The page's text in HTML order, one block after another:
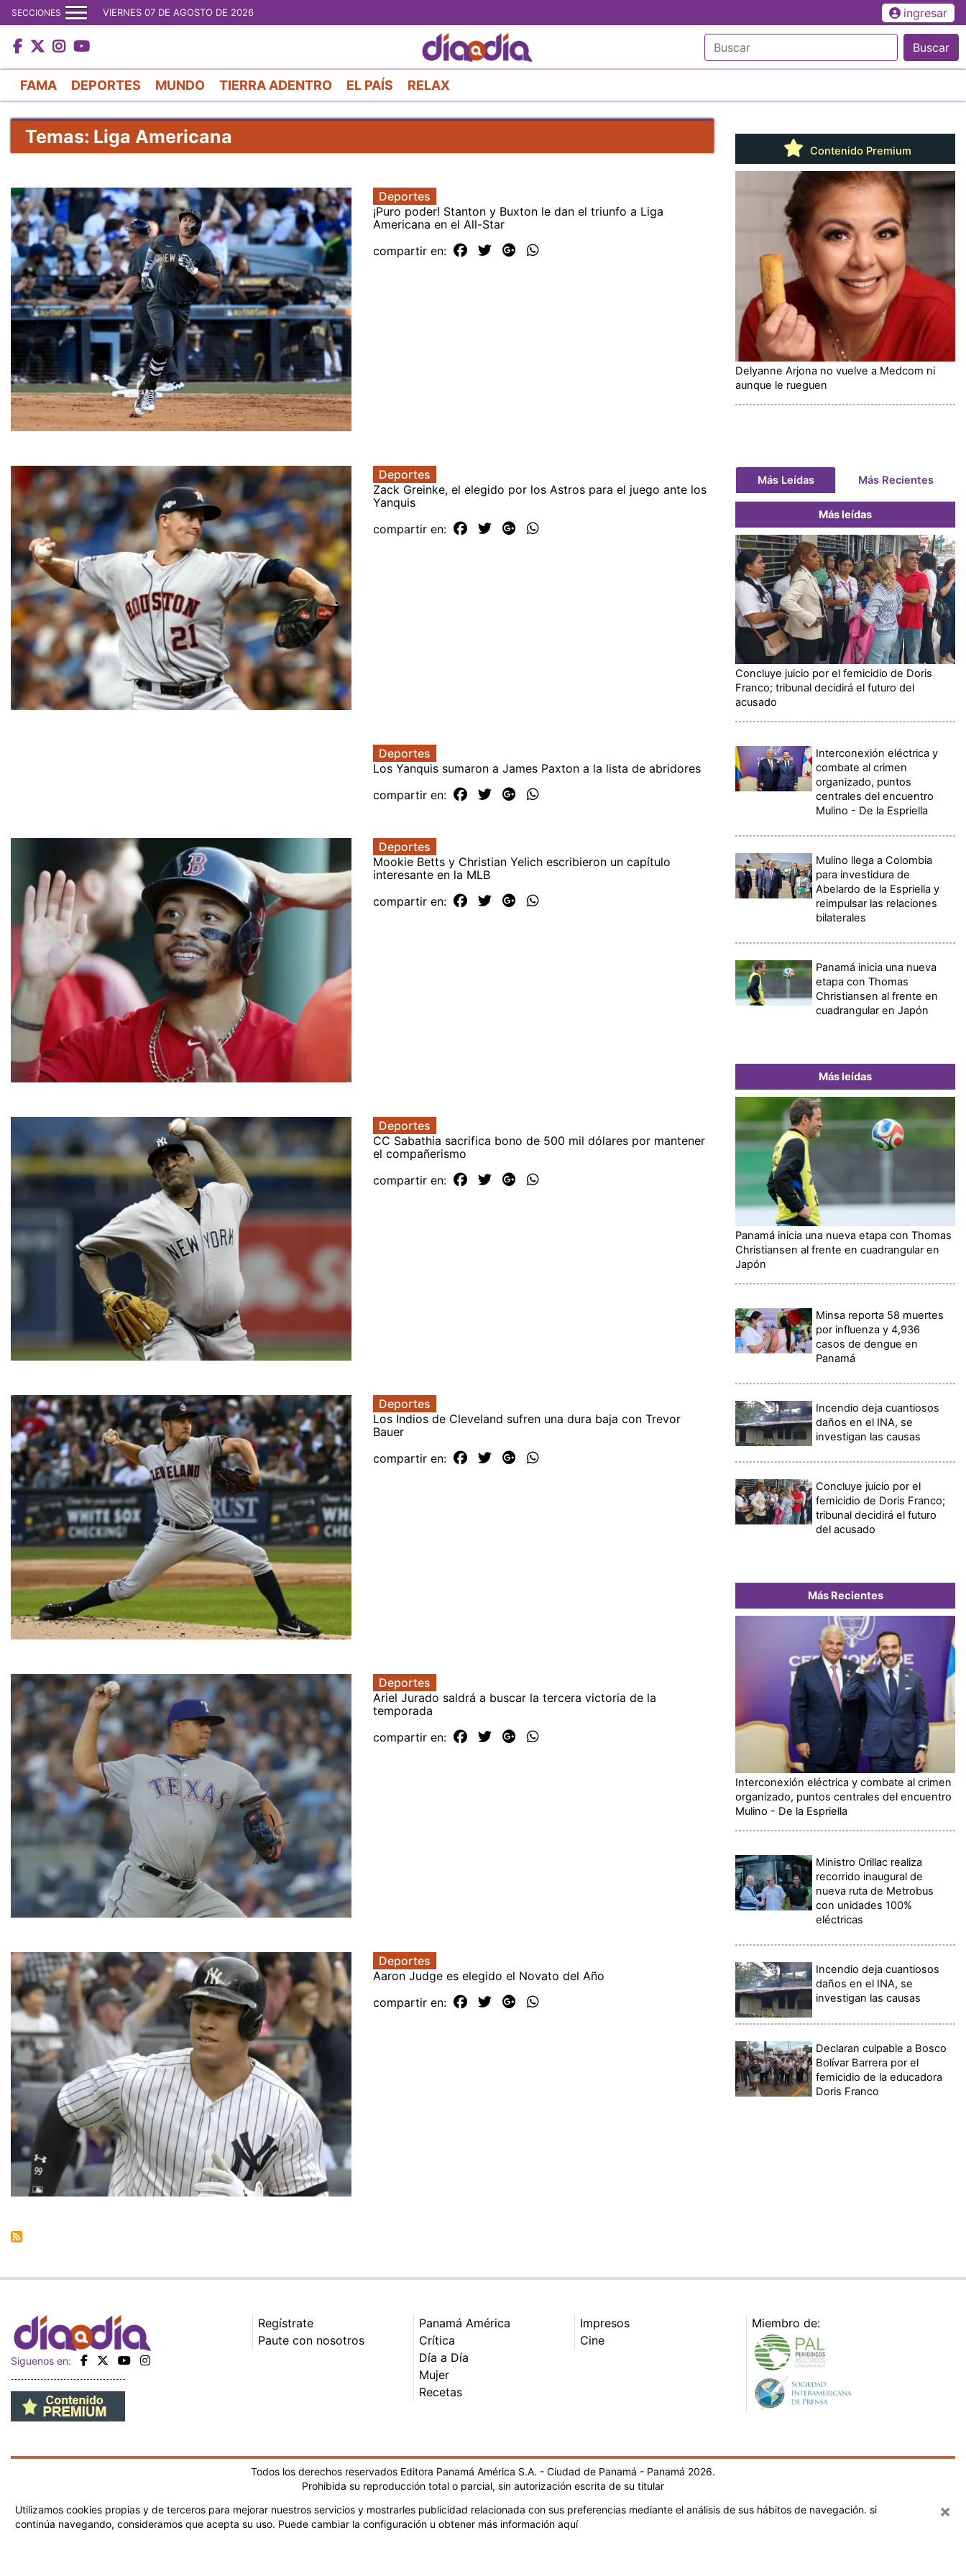
al
contenido
principal
SECCIONES VIERNES 07 DE AGOSTO DE 2026 ingresar
Buscar
FAMA DEPORTES MUNDO TIERRA ADENTRO EL PAÍS RELAX
Temas: Liga Americana
Deportes
¡Puro poder! Stanton y Buxton le dan el triunfo a Liga
Americana en el All-Star
compartir en:
Deportes
Zack Greinke, el elegido por los Astros para el juego ante los
Yanquis
compartir en:
Deportes
Los Yanquis sumaron a James Paxton a la lista de abridores
compartir en:
Deportes
Mookie Betts y Christian Yelich escribieron un capítulo
interesante en la MLB
compartir en:
Deportes
CC Sabathia sacrifica bono de 500 mil dólares por mantener
el compañerismo
compartir en:
Deportes
Los Indios de Cleveland sufren una dura baja con Trevor
Bauer
compartir en:
Deportes
Ariel Jurado saldrá a buscar la tercera victoria de la
temporada
compartir en:
Deportes
Aaron Judge es elegido el Novato del Año
compartir en:
Contenido Premium
Delyanne Arjona no vuelve a Medcom ni
aunque le rueguen
Más Leídas Más Recientes
Más leídas
Concluye juicio por el femicidio de Doris
Franco; tribunal decidirá el futuro del
acusado
Interconexión eléctrica y
combate al crimen
organizado, puntos
centrales del encuentro
Mulino - De la Espriella
Mulino llega a Colombia
para investidura de
Abelardo de la Espriella y
reimpulsar las relaciones
bilaterales
Panamá inicia una nueva
etapa con Thomas
Christiansen al frente en
cuadrangular en Japón
Más leídas
Panamá inicia una nueva etapa con Thomas
Christiansen al frente en cuadrangular en
Japón
Minsa reporta 58 muertes
por influenza y 4,936
casos de dengue en
Panamá
Incendio deja cuantiosos
daños en el INA, se
investigan las causas
Concluye juicio por el
femicidio de Doris Franco;
tribunal decidirá el futuro
del acusado
Más Recientes
Interconexión eléctrica y combate al crimen
organizado, puntos centrales del encuentro
Mulino - De la Espriella
Ministro Orillac realiza
recorrido inaugural de
nueva ruta de Metrobus
con unidades 100%
eléctricas
Incendio deja cuantiosos
daños en el INA, se
investigan las causas
Declaran culpable a Bosco
Bolívar Barrera por el
femicidio de la educadora
Doris Franco
Siguenos en:
Regístrate
Paute con nosotros
Panamá América
Crítica
Día a Día
Mujer
Recetas
Impresos
Cine
Miembro de:
Todos los derechos reservados Editora Panamá América S.A. - Ciudad de Panamá - Panamá 2026.
Prohibida su reproducción total o parcial, sin autorización escrita de su titular
Utilizamos cookies propias y de terceros para mejorar nuestros servicios y mostrarles publicidad relacionada con sus preferencias mediante el análisis de sus hábitos de navegación. si
continúa navegando, consideramos que acepta su uso. Puede cambiar la configuración u obtener más información aquí
×